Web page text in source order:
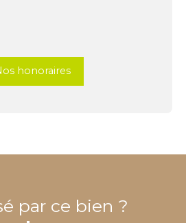
honoraires
par ce bien ?